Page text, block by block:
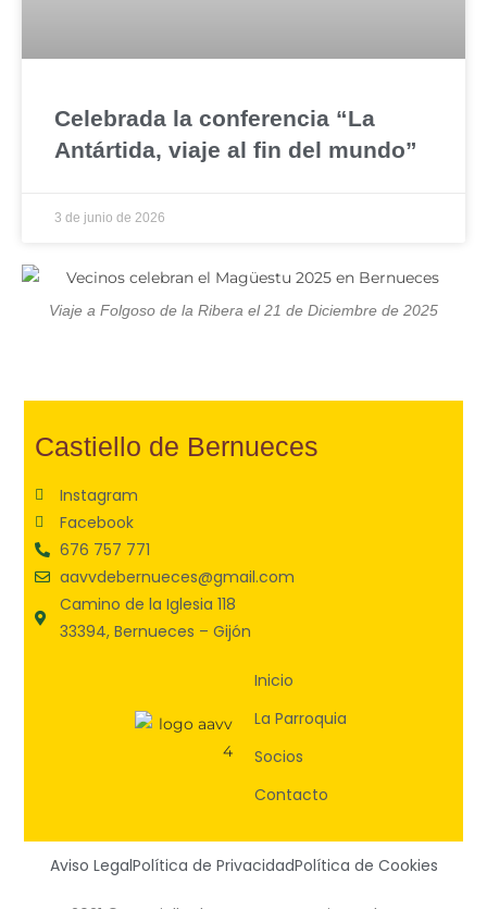
Celebrada la conferencia “La
Antártida, viaje al fin del mundo”
3 de junio de 2026
Viaje a Folgoso de la Ribera el 21 de Diciembre de 2025
Castiello de Bernueces
Instagram
Facebook
676 757 771
aavvdebernueces@gmail.com
Camino de la Iglesia 118
33394, Bernueces – Gijón
Inicio
La Parroquia
Socios
Contacto
Aviso LegalPolítica de PrivacidadPolítica de Cookies